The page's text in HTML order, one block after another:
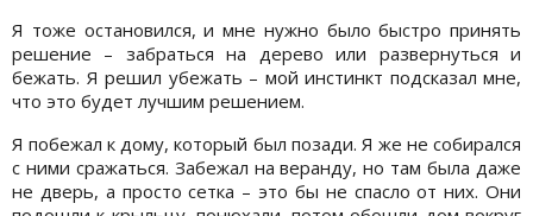
Я тоже остановился, и мне нужно было быстро принять
решение – забраться на дерево или развернуться и
бежать. Я решил убежать – мой инстинкт подсказал мне,
что это будет лучшим решением.
Я побежал к дому, который был позади. Я же не собирался
с ними сражаться. Забежал на веранду, но там была даже
не дверь, а просто сетка – это бы не спасло от них. Они